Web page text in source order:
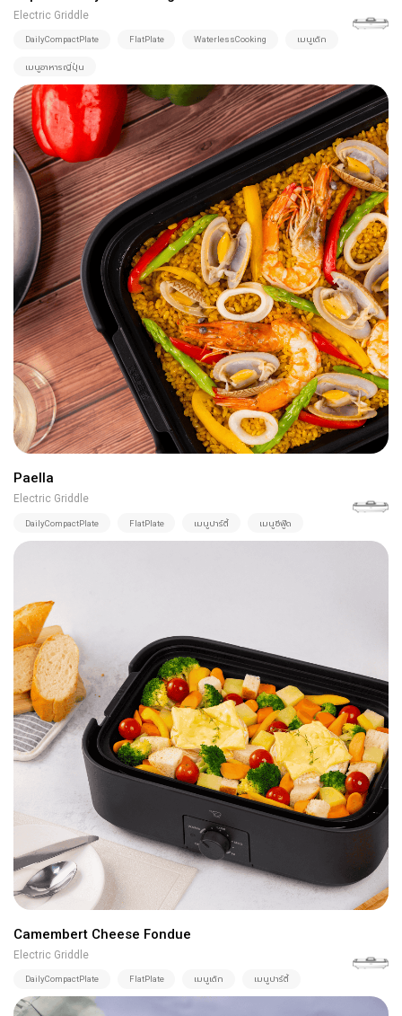
Electric Griddle
DailyCompactPlate FlatPlate WaterlessCooking เมนูเด็ก
เมนูอาหารญี่ปุ่น
Paella
Electric Griddle
DailyCompactPlate FlatPlate เมนูปาร์ตี้ เมนูซีฟู๊ด
Camembert Cheese Fondue
Electric Griddle
DailyCompactPlate FlatPlate เมนูเด็ก เมนูปาร์ตี้